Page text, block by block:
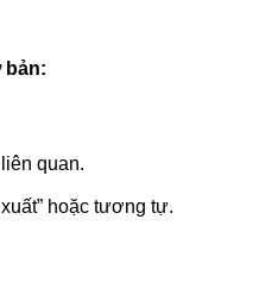
bản:
quan.
hoặc tương tự.